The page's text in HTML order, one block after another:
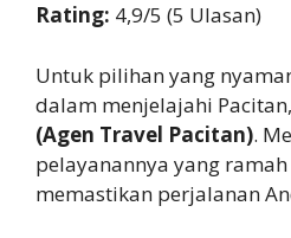
Rating: 4,9/5 (5 Ulasan)
Untuk pilihan yang
dalam menjelajahi
(Agen Travel Pacitan).
pelayanannya yang
memastikan perjalanan